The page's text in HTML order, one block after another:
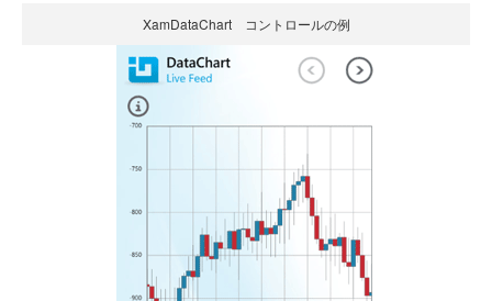
XamDataChart コントロールの例